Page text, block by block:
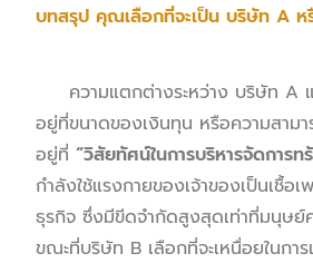
บทสรุป คุณเลือกที่จะเป็น บริษัท A
ความแตกต่างระหว่าง บริษัท A แ
อยู่ที่ขนาดของเงินทุน หรือความสาม
อยู่ที่“วิสัยทัศน์ในการบริหารจัดการท
กำลังใช้แรงกายของเจ้าของเป็นเชื้อ
ธุรกิจ ซึ่งมีขีดจำกัดสูงสุดเท่าที่มนุษย์
ขณะที่บริษัท B เลือกที่จะเหนื่อยในกา